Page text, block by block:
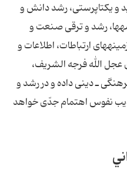
و يكتاپرستى، رشد دانش و
رشد و ترقى صنعت و
ارتباطات، اطلاعات و
الله فرجه الشريف،
ـ دينى داده و در رشد و
نفوس اهتمام جدّى خواهد